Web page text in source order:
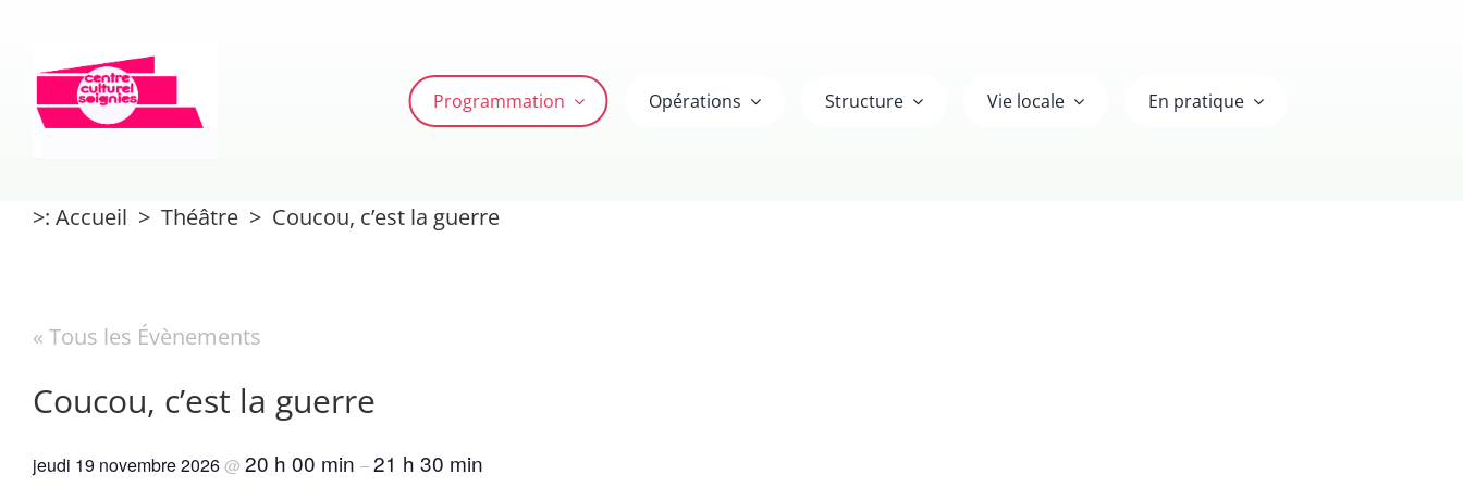
contenu
Programmation Opérations Structure Vie locale En pratique
>: Accueil > Théâtre > Coucou, c’est la guerre
« Tous les Évènements
Coucou, c’est la guerre
jeudi 19 novembre 2026@ 20 h 00 min –21 h 30 min